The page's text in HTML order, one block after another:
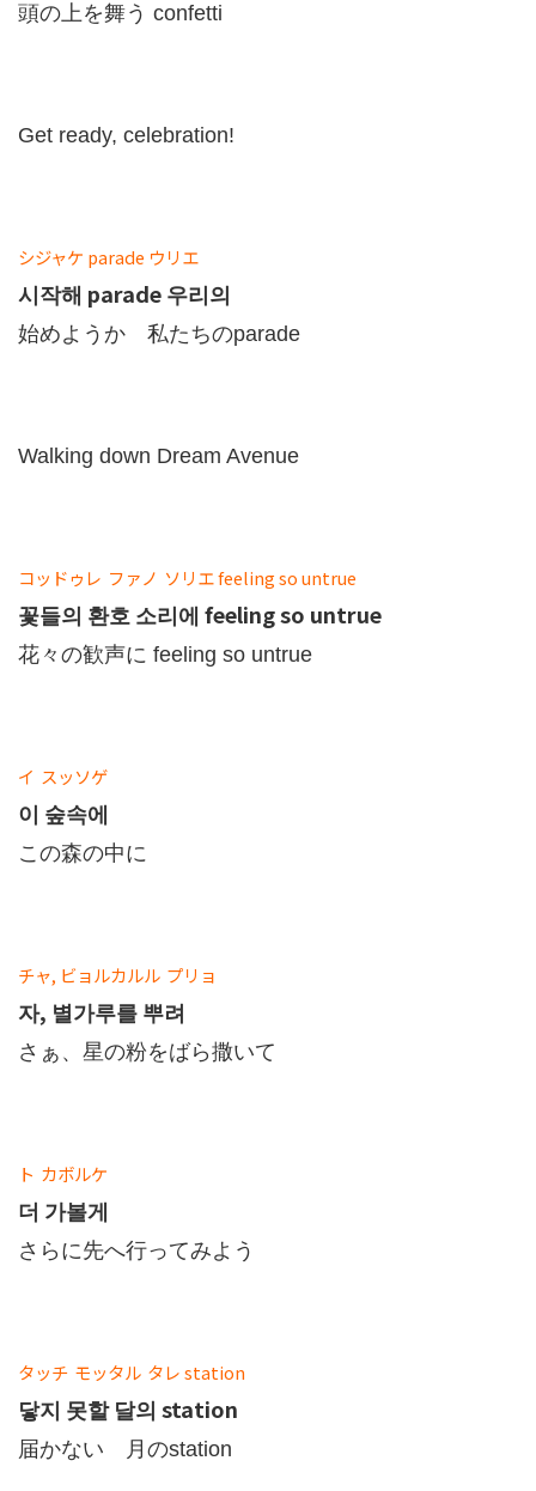
頭の上を舞う confetti
Get ready, celebration!
シジャケ parade ウリエ
시작해 parade 우리의
始めようか 私たちのparade
Walking down Dream Avenue
コッドゥレ ファノ ソリエfeeling so untrue
꽃들의 환호 소리에 feeling so untrue
花々の歓声に feeling so untrue
イ スッソゲ
이 숲속에
この森の中に
チャ, ビョルカルル プリョ
자, 별가루를 뿌려
さぁ、星の粉をばら撒いて
ト カボルケ
더 가볼게
さらに先へ行ってみよう
タッチ モッタル タレstation
닿지 못할 달의 station
届かない 月のstation